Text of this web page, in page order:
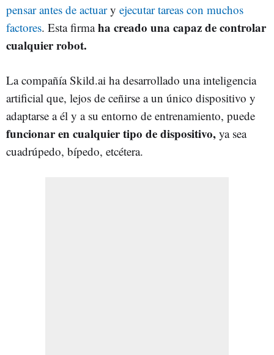
pensar antes de actuary ejecutar tareas con muchos
factores. Esta firmaha creado una capaz de controlar
cualquier robot.
La compañía Skild.ai ha desarrollado una inteligencia
artificial que, lejos de ceñirse a un único dispositivo y
adaptarse a él y a su entorno de entrenamiento, puede
funcionar en cualquier tipo de dispositivo, ya sea
cuadrúpedo, bípedo, etcétera.